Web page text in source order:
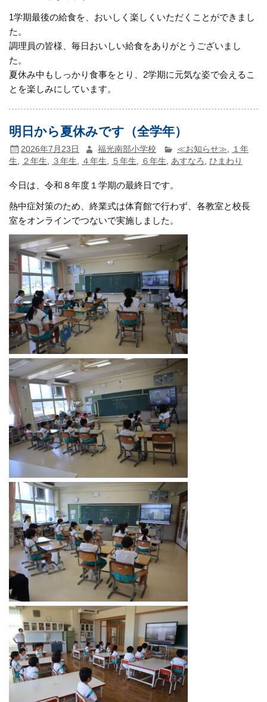
1学期最後の給食を、おいしく楽しくいただくことができまし
た。
調理員の皆様、毎日おいしい給食をありがとうございまし
た。
夏休み中もしっかり食事をとり、2学期に元気な姿で会えるこ
とを楽しみにしています。
明日から夏休みです（全学年）
2026年7月23日 福光南部小学校 ≪お知らせ≫
１年
生, ２年生, ３年生, ４年生, ５年生, ６年生, あすなろ ,ひまわり
今日は、令和８年度１学期の最終日です。
熱中症対策のため、終業式は体育館で行わず、各教室と校長
室をオンラインでつないで実施しました。